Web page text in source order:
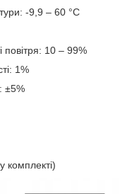
-9,9 – 60 °C
повітря: 10 – 99%
1%
±5%
комплекті)